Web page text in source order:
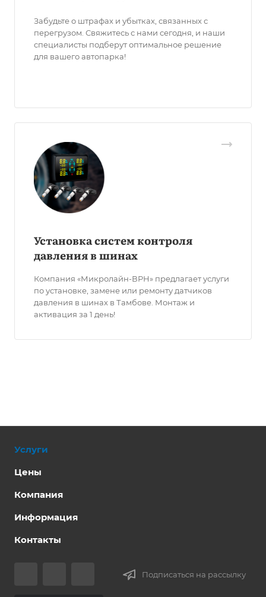
Забудьте о штрафах и убытках, связанных с
перегрузом. Свяжитесь с нами сегодня, и наши
специалисты подберут оптимальное решение
для вашего автопарка!
Установка систем контроля
давления в шинах
Компания «Микролайн-ВРН» предлагает услуги
по установке, замене или ремонту датчиков
давления в шинах в Тамбове. Монтаж и
активация за 1 день!
Услуги
Цены
Компания
Информация
Контакты
Подписаться на рассылку